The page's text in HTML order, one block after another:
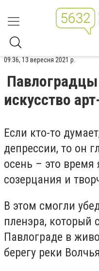
09:36, 13 вересня 2021 р.
искусство
Если кто-то
депрессии, то он
осень – это время
созерцания и
В этом смогли
пленэра, который
Павлограде в
берегу реки